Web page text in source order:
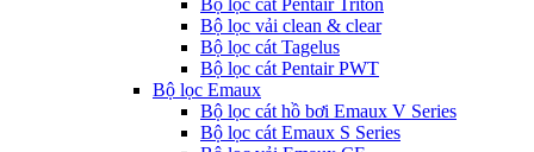
Bộ lọc cát Pentair Triton
Bộ lọc vải clean & clear
Bộ lọc cát Tagelus
Bộ lọc cát Pentair PWT
Bộ lọc Emaux
Bộ lọc cát hồ bơi Emaux V Series
Bộ lọc cát Emaux S Series